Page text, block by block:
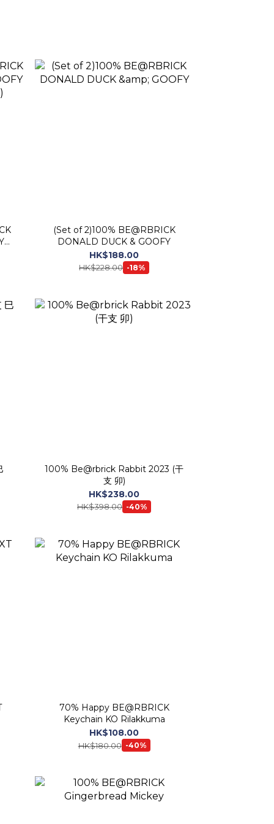
(Set of 2)100% BE@RBRICK
DONALD DUCK & GOOFY
HK$188.00
HK$228.00 -18%
100% Be@rbrick Rabbit 2023 (干
支 卯)
HK$238.00
HK$398.00 -40%
70% Happy BE@RBRICK
Keychain KO Rilakkuma
HK$108.00
HK$180.00 -40%